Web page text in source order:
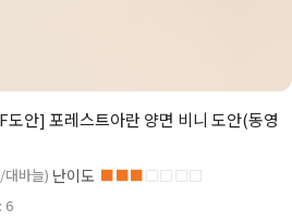
도안] 포레스트아란 양면 비니 도안(동영
대바늘) 난이도 ■■■□□□□
6